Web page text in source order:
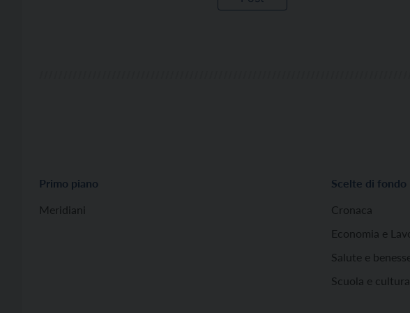
Primo piano
Meridiani
Scelte di fondo
Cronaca
Economia e
Salute e
Scuola e cultura